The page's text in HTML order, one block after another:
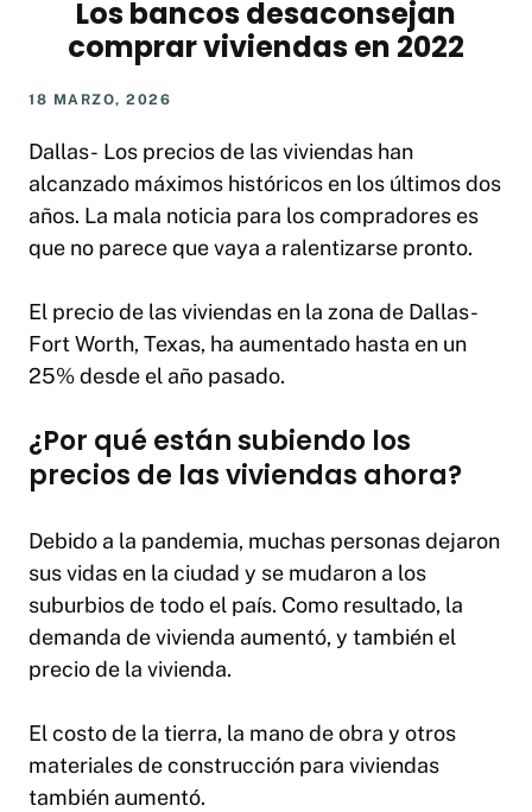
Los bancos desaconsejan
comprar viviendas en 2022
18 MARZO, 2026
Dallas- Los precios de las viviendas han
alcanzado máximos históricos en los últimos dos
años. La mala noticia para los compradores es
que no parece que vaya a ralentizarse pronto.
El precio de las viviendas en la zona de Dallas-
Fort Worth, Texas, ha aumentado hasta en un
25% desde el año pasado.
¿Por qué están subiendo los
precios de las viviendas ahora?
Debido a la pandemia, muchas personas dejaron
sus vidas en la ciudad y se mudaron a los
suburbios de todo el país. Como resultado, la
demanda de vivienda aumentó, y también el
precio de la vivienda.
El costo de la tierra, la mano de obra y otros
materiales de construcción para viviendas
también aumentó.